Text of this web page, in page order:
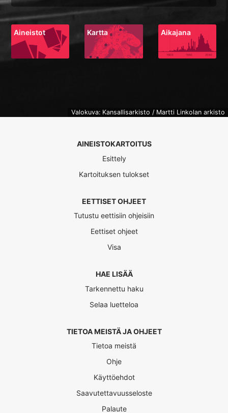
Aineistot Kartta Aikajana
Valokuva: Kansallisarkisto / Martti Linkolan arkisto
AINEISTOKARTOITUS
Esittely
Kartoituksen tulokset
EETTISET OHJEET
Tutustu eettisiin ohjeisiin
Eettiset ohjeet
Visa
HAE LISÄÄ
Tarkennettu haku
Selaa luetteloa
TIETOA MEISTÄ JA OHJEET
Tietoa meistä
Ohje
Käyttöehdot
Saavutettavuusseloste
Palaute